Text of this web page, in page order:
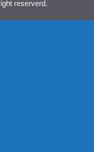
reserverd.